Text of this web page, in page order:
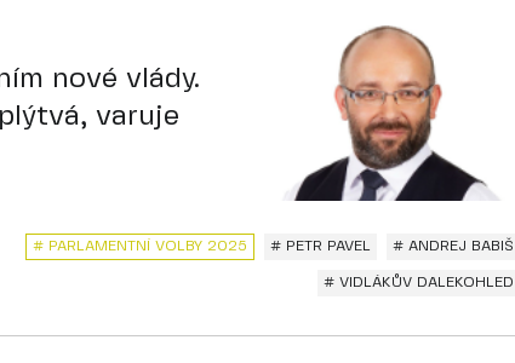
nové vlády.
varuje
# PETR PAVEL # ANDREJ BABIŠ
# PARLAMENTNÍ VOLBY 2025
# VIDLÁKŮV DALEKOHLED